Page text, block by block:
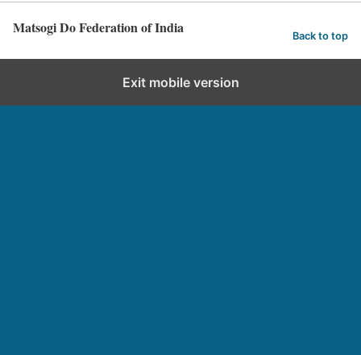
Matsogi Do Federation of India Back to top
Exit mobile version